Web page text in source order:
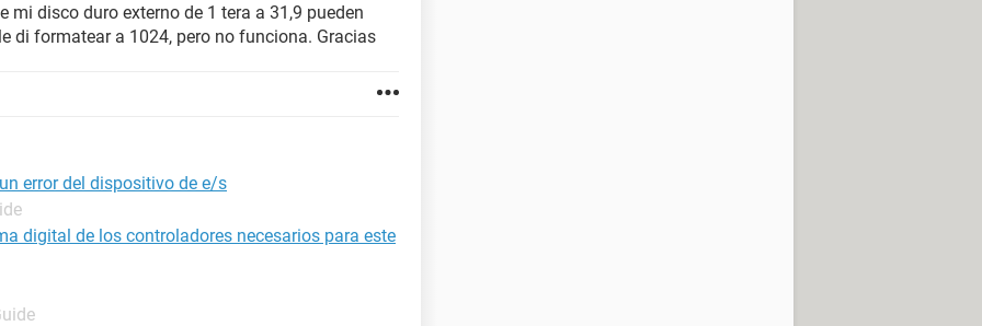
mi disco duro externo de 1 tera a 31,9 pueden
di formatear a 1024, pero no funciona. Gracias
error del dispositivo de e/s
digital de los controladores necesarios para este